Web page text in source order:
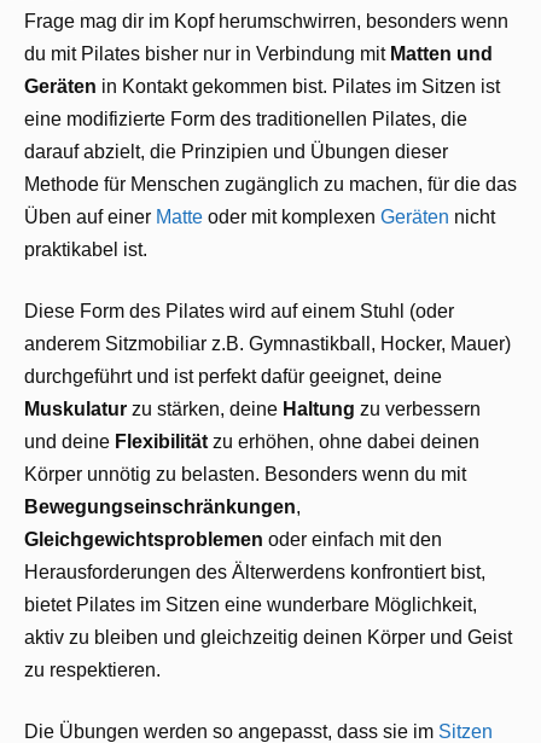
Frage mag dir im Kopf herumschwirren, besonders wenn
du mit Pilates bisher nur in Verbindung mit Matten und
Geräten in Kontakt gekommen bist. Pilates im Sitzen ist
eine modifizierte Form des traditionellen Pilates, die
darauf abzielt, die Prinzipien und Übungen dieser
Methode für Menschen zugänglich zu machen, für die das
Üben auf einer Matte oder mit komplexen Geräten nicht
praktikabel ist.
Diese Form des Pilates wird auf einem Stuhl (oder
anderem Sitzmobiliar z.B. Gymnastikball, Hocker, Mauer)
durchgeführt und ist perfekt dafür geeignet, deine
Muskulatur zu stärken, deine Haltung zu verbessern
und deine Flexibilität zu erhöhen, ohne dabei deinen
Körper unnötig zu belasten. Besonders wenn du mit
Bewegungseinschränkungen,
Gleichgewichtsproblemen oder einfach mit den
Herausforderungen des Älterwerdens konfrontiert bist,
bietet Pilates im Sitzen eine wunderbare Möglichkeit,
aktiv zu bleiben und gleichzeitig deinen Körper und Geist
zu respektieren.
Die Übungen werden so angepasst, dass sie im Sitzen